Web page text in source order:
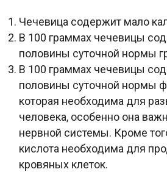
Чечевица содержит мало
В 100 граммах чечевицы
половины суточной нормы
В 100 граммах чечевицы
половины суточной нормы
которая необходима для
человека, особенно она
нервной системы. Кроме
кислота необходима для
кровяных клеток.